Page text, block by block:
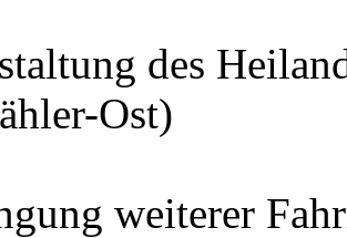
des
Ost)
weiterer